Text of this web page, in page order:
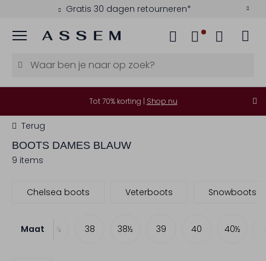
Gratis 30 dagen retourneren*
Menu
Tot 70% korting | Shop nu
Terug
BOOTS DAMES BLAUW
9 items
Chelsea boots Veterboots Snowboots
Maat
37 37½ 38 38½ 39 40 40½